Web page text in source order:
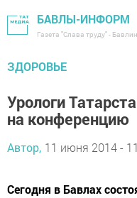
БАВЛЫ-ИНФОРМ
Газета "Слава труду" -
ЗДОРОВЬЕ
Урологи
на конференцию
Автор, 11 июня 2014 -
Сегодня в Бавлах